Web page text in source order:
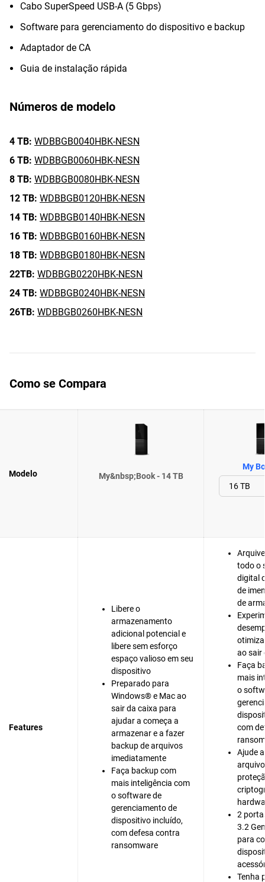
Cabo SuperSpeed USB-A (5 Gbps)
Software para gerenciamento do dispositivo e backup
Adaptador de CA
Guia de instalação rápida
Números de modelo
4 TB: WDBBGB0040HBK-NESN
6 TB: WDBBGB0060HBK-NESN
8 TB: WDBBGB0080HBK-NESN
12 TB: WDBBGB0120HBK-NESN
14 TB: WDBBGB0140HBK-NESN
16 TB: WDBBGB0160HBK-NESN
18 TB: WDBBGB0180HBK-NESN
22TB: WDBBGB0220HBK-NESN
24 TB: WDBBGB0240HBK-NESN
26TB: WDBBGB0260HBK-NESN
Como se Compara
Modelo My&nbsp;Book - 14 TB
My
Features
Libere o
armazenamento
adicional potencial e
libere sem esforço
espaço valioso em seu
dispositivo
Preparado para
Windows® e Mac ao
sair da caixa para
ajudar a começa a
armazenar e a fazer
backup de arquivos
imediatamente
Faça backup com
mais inteligência com
o software de
gerenciamento de
dispositivo incluído,
com defesa contra
ransomware
todo o
digital
de
de
ao sair
Faça
mais
o
com
Ajude
2
3.2
para
Tenha